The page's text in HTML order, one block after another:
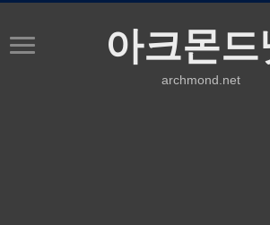
아크몬드
archmond.net